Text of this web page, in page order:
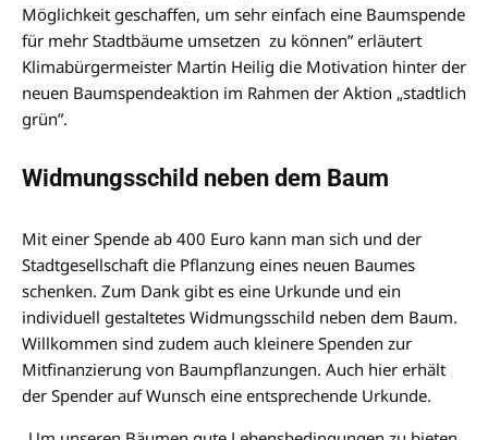
Möglichkeit geschaffen, um sehr einfach eine Baumspende
für mehr Stadtbäume umsetzen zu können” erläutert
Klimabürgermeister Martin Heilig die Motivation hinter der
neuen Baumspendeaktion im Rahmen der Aktion „stadtlich
grün”.
Widmungsschild neben dem Baum
Mit einer Spende ab 400 Euro kann man sich und der
Stadtgesellschaft die Pflanzung eines neuen Baumes
schenken. Zum Dank gibt es eine Urkunde und ein
individuell gestaltetes Widmungsschild neben dem Baum.
Willkommen sind zudem auch kleinere Spenden zur
Mitfinanzierung von Baumpflanzungen. Auch hier erhält
der Spender auf Wunsch eine entsprechende Urkunde.